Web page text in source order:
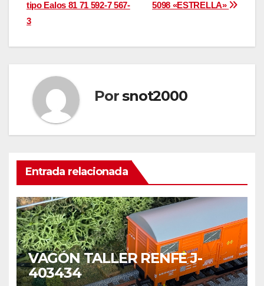
entradas
5098 «ESTRELLA»
tipo Ealos 81 71 592-7 567-
3
Porsnot2000
Entrada relacionada
VAGÓN TALLER RENFE J-
403434